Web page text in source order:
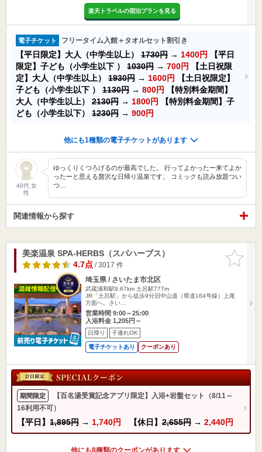
楽天トラベルの宿泊プランを見る
電子チケット フリータイム入館＋タオルセット割引き
【平日限定】大人（中学生以上） 1730円 → 1400円
【平日
限定】子ども（小学生以下 ） 1030円 → 700円
【土日祝限
定】大人（中学生以上） 1930円 → 1600円
【土日祝限定】
子ども（小学生以下 ） 1130円 → 800円
【特別料金期間】
大人（中学生以上） 2130円 → 1800円
【特別料金期間】子
ども（小学生以下） 1230円 → 900円
他にも1種類の電子チケットがあります
40代 女
性
ゆっくりくつろげるのが最高でした。 行ってよかったー来てよか
ったーと思える贅沢な日帰り温泉です。 コミックも読み放題つい
つ…
関連情報から探す
お気に入
りに追加
美楽温泉 SPA-HERBS（スパハーブス）
4.7点/ 3017 件
埼玉県 / さいたま市北区
武蔵浦和駅9.67km 土呂駅777m
JR「土呂駅」から徒歩9分旧中山道（県道164号線）上尾
方面へ。さい…
営業時間 9:00～25:00
入浴料金 1,205円～
日帰り 子連れOK
電子チケットあり クーポンあり
期間限定
【百名湯受賞記念アプリ限定】入浴+岩盤セット（8/11～
16利用不可）
【平日】 1,895円 → 1,740円 【休日】 2,655円 → 2,440円
他にも8種類のクーポンがあります